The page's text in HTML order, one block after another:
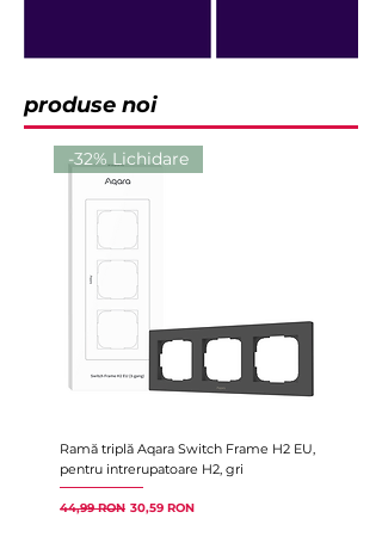
produse noi
-32% Lichidare
Ramă triplă Aqara Switch Frame H2 EU,
pentru intrerupatoare H2, gri
Preț normal
44,99 RON Preț redus
30,59 RON